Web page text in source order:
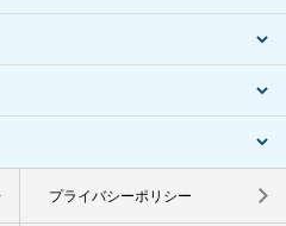
プライバシーポリシー